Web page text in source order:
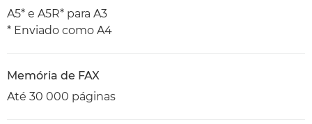
A5* e A5R* para A3
* Enviado como A4
Memória de FAX
Até 30 000 páginas